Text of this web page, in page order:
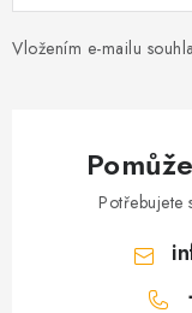
Vložením e-mailu
Potřebujete